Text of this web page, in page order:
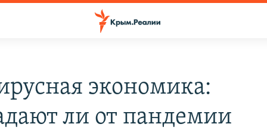
экономика:
ли от пандемии